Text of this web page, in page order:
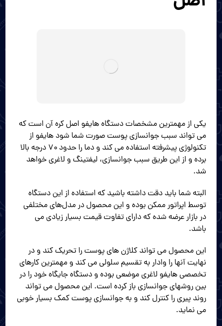
یکی از مهمترین مشخصات دستگاه هایفو اصل کره آن است که
می تواند سبب جوانسازی پوست صورت شما شود هایفو از
تکنولوژی پیشرفته استفاده می کند و دما را حدود ۷۰ درجه بالا
برده و از این طریق سبب جوانسازی، لیفتینگ و لاغری خواهد
شد.
البته شما باید دقت داشته باشید که استفاده از این دستگاه
توسط اپراتور ممکن بوده و این محصول در مدل‌های مختلفی
در بازار عرضه شده که دارای تفاوت قیمت بسیار زیادی می
باشد.
این محصول می تواند کلاژن های پوست را تحریک کند و در
نهایت آنها را وادار به تقسیم سلولی می کند و مهمترین کارهای
تخصصی هایفو لاغری موضعی بوده و دستگاه جایگاه خود را در
بین روشهای جوانسازی باز کرده است. این محصول می‌ تواند
روند پیری را کنترل کند و به جوانسازی پوست کمک بسیار خوبی
می‌ نماید.